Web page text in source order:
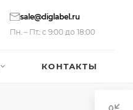
sale@diglabel.ru
Пн. – Пт.: с 9:00 до 18:00
КОНТАКТЫ